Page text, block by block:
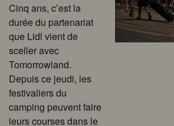
Cinq ans, c’est la
durée du partenariat
que Lidl vient de
sceller avec
Tomorrowland.
Depuis ce jeudi, les
festivaliers du
camping peuvent faire
leurs courses dans le